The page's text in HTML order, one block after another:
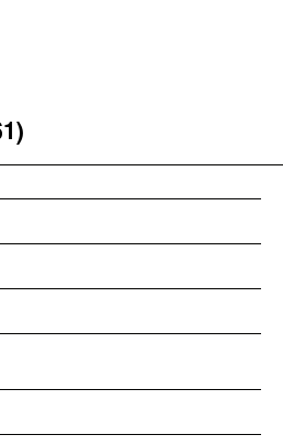
Impositiva
الجباية
Sua Conta
Diaries
Decoded
Le Jargon Démystifié
Recherche